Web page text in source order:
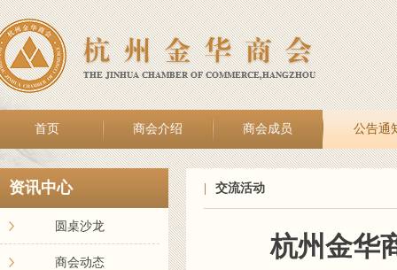
首页 商会介绍 商会成员 公告通
资讯中心
圆桌沙龙
商会动态
交流活动
杭州金华